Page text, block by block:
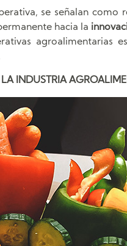
se señalan como
hacia la
agroalimentarias
INDUSTRIA